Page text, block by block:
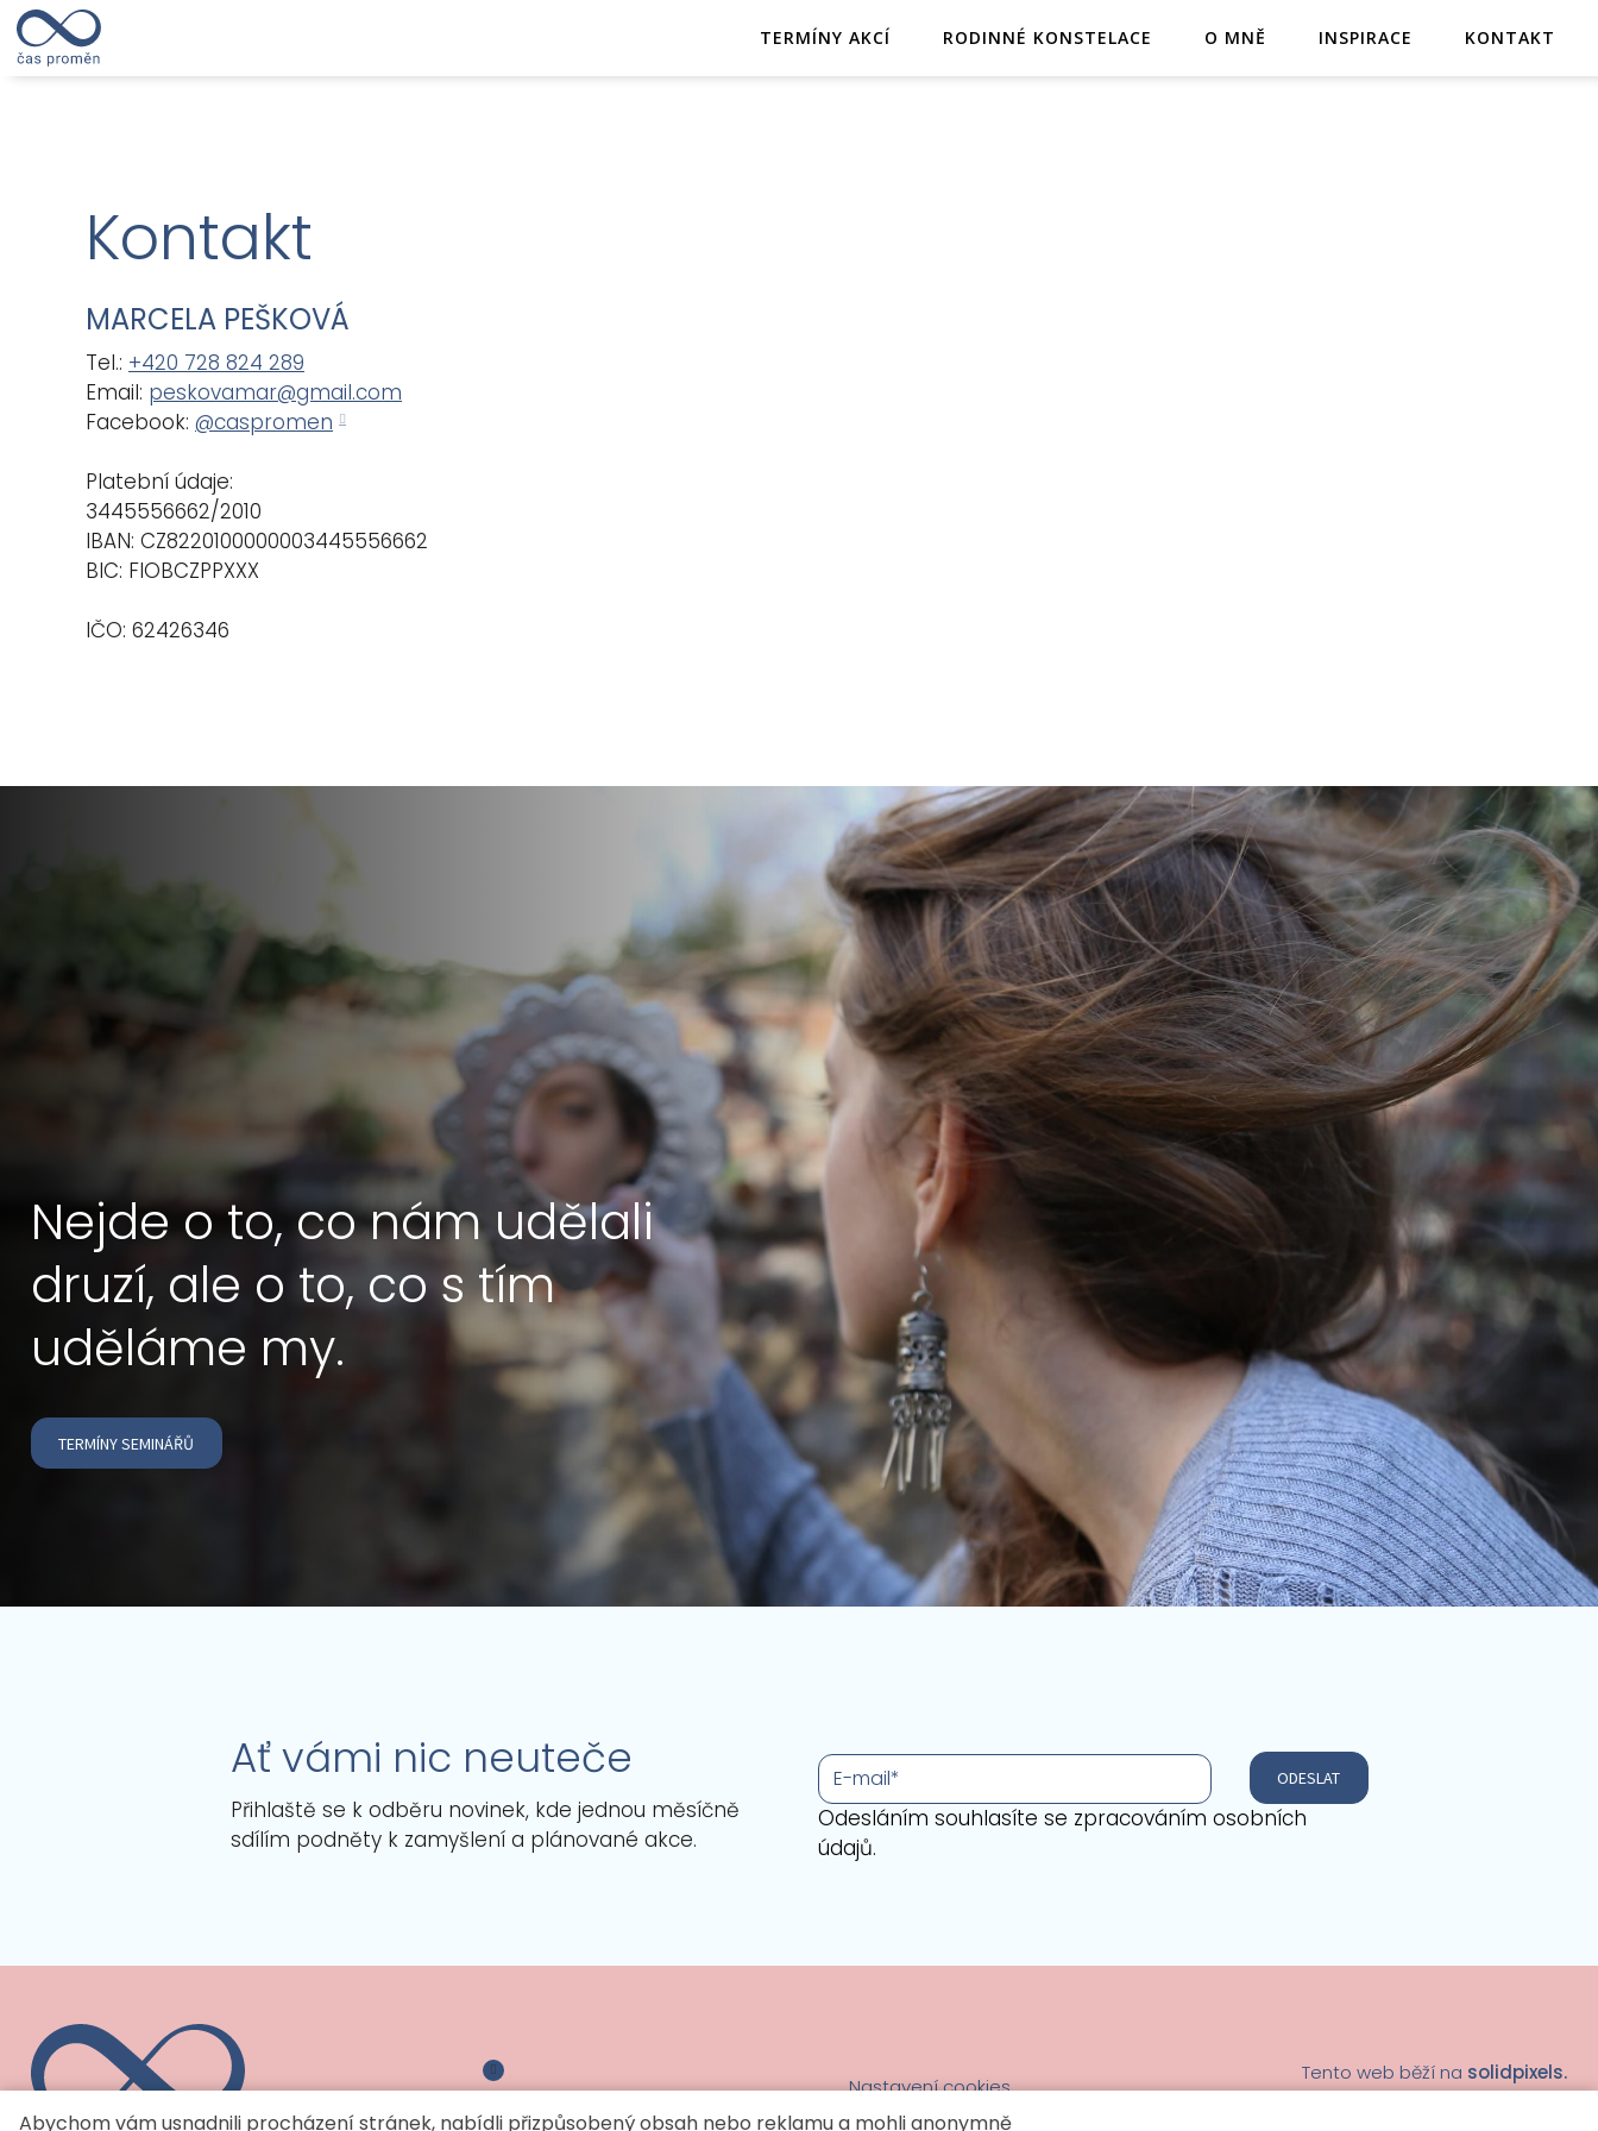
TERMÍNY AKCÍ RODINNÉ KONSTELACE O MNĚ INSPIRACE KONTAKT
Kontakt
MARCELA PEŠKOVÁ
Tel.: +420 728 824 289
Email: peskovamar@gmail.com
Facebook: @caspromen
Platební údaje:
3445556662/2010
IBAN: CZ8220100000003445556662
BIC: FIOBCZPPXXX
IČO: 62426346
Nejde o to, co nám udělali
druzí, ale o to, co s tím
uděláme my.
TERMÍNY SEMINÁŘŮ
Ať vámi nic neuteče
Přihlaště se k odběru novinek, kde jednou měsíčně
sdílím podněty k zamyšlení a plánované akce.
E-
mail*
ODESLAT
Odesláním souhlasíte se zpracováním osobních
údajů.
Nastavení cookies
Tento web běží na solidpixels.
Abychom vám usnadnili procházení stránek, nabídli přizpůsobený obsah nebo reklamu a mohli anonymně